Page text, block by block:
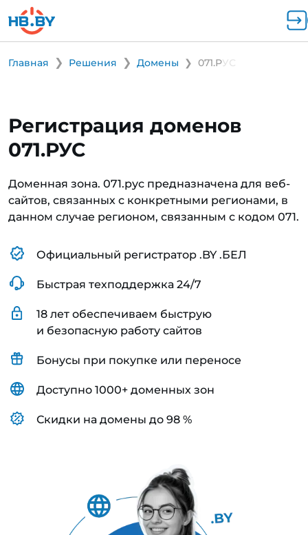
Главная Решения Домены 071.РУС
Регистрация доменов
071.РУС
Доменная зона. 071.рус предназначена для веб-
сайтов, связанных с конкретными регионами, в
данном случае регионом, связанным с кодом 071.
Официальный регистратор .BY .БЕЛ
Быстрая техподдержка 24/7
18 лет обеспечиваем быструю
и безопасную работу сайтов
Бонусы при покупке или переносе
Доступно 1000+ доменных зон
Скидки на домены до 98 %